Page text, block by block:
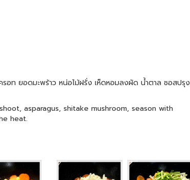
รอท ยอดมะพร้าว หน่อไม้ฝรั่ง เห็ดหอมลงผัด น้ำตาล ซอสปรุง
asparagus, shitake mushroom, season with
heat.